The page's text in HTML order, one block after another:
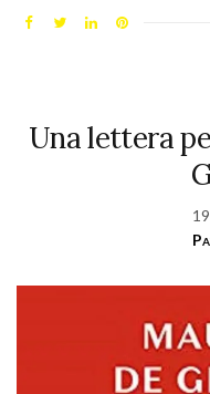
Una lettera